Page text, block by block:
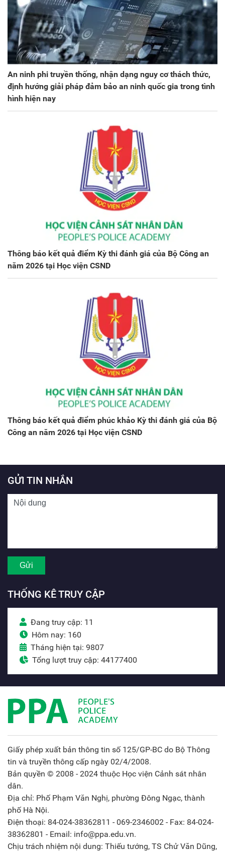
An ninh phi truyền thống, nhận dạng nguy cơ thách thức,
định hướng giải pháp đảm bảo an ninh quốc gia trong tình
hình hiện nay
Thông báo kết quả điểm Kỳ thi đánh giá của Bộ Công an
năm 2026 tại Học viện CSND
Thông báo kết quả điểm phúc khảo Kỳ thi đánh giá của Bộ
Công an năm 2026 tại Học viện CSND
GỬI TIN NHẮN
THỐNG KÊ TRUY CẬP
Đang truy cập: 11
Hôm nay: 160
Tháng hiện tại: 9807
Tổng lượt truy cập: 44177400
Giấy phép xuất bản thông tin số 125/GP-BC do Bộ Thông
tin và truyền thông cấp ngày 02/4/2008.
Bản quyền © 2008 - 2024 thuộc Học viện Cảnh sát nhân
dân.
Địa chỉ: Phố Phạm Văn Nghị, phường Đông Ngạc, thành
phố Hà Nội.
Điện thoại: 84-024-38362811 - 069-2346002 - Fax: 84-024-
38362801 - Email: info@ppa.edu.vn.
Chịu trách nhiệm nội dung: Thiếu tướng, TS Chử Văn Dũng,